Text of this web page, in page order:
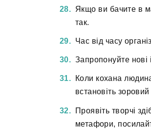
Якщо ви бачите в
так.
Час від часу
Запропонуйте нові
Коли кохана
встановіть
Проявіть творчі
метафори,